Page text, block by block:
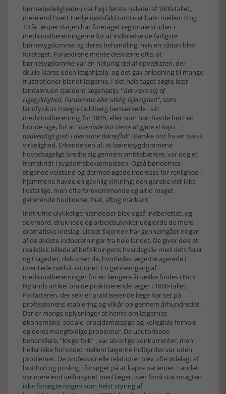
Børnedødeligheden var høj i første halvdel af 1800-tallet,
mere end hvert tredje dødsfald ramte et barn mellem 0 og
10 år. Jesper Ratjen har foretaget regionale studier i
medicinalberetningerne for at indkredse de farligste
børnesygdomme og deres behandling, hvis en sådan blev
foretaget. Forældrene mente desværre ofte, at
børnesygdomme var en naturlig del af opvæksten, der
skulle klares uden lægehjælp, og det gav anledning til mange
frustrationer blandt lægerne. I det hele taget søgte især
landalmuen sjældent lægehjælp, ”det være sig af
Ligegyldighed, Fordomme eller utidig Gjerrighed”, som
landfysikus Høegh-Guldberg bemærkede i sin
medicinalberetning for 1845, eller som han havde hørt en
bonde sige, for at ”overlade Vor Herre at gjøre et højst
nødvendigt greb i den store Børneflok”. Barske ord fra en barsk
virkelighed. Erkendelsen af, at børnesygdommene
hovedsageligt bredte sig gennem smittebærere, var dog et
fremskridt i sygdomsbekæmpelsen. Også bøndernes
stigende velstand og dermed øgede interesse for renlighed i
hjemmene havde en gavnlig virkning; den ganske vist ikke
livsfarlige, men ofte forekommende og altid meget
generende hudlidelse, fnat, aftog markant.
Indtrufne ulykkelige hændelser blev også indberettet, og
selvmord, druknede og arbejdsulykker udgjorde de mere
dramatiske indslag. Lisbet Skjernov har gennemgået nogen
af de ældste indberetninger fra hele landet. De giver dels et
realistisk billede af befolkningens hverdagsliv med dets farer
og tragedier, dels viser de, hvorledes lægerne agerede i
uventede nødsituationer. En gennemgang af
medicinalberetninger for en længere årrække findes i Nick
Nylands artikel om de praktiserende læger i 1800-tallet.
Forfatteren, der selv er praktiserende læge har set på
professionens etablering og vilkår op gennem århundredet.
Der er mange oplysninger at hente om lægernes
økonomiske, sociale, arbejdsmæssige og kollegiale forhold
og deres mangfoldige problemer. De uautorisede
behandlere, ”kloge folk” , var alvorlige konkurrenter, men
heller ikke forholdet mellem lægerne indbyrdes var uden
problemer. De professionelle relationer blev ofte ødelagt af
brødnid og priskrig i forsøget på at kapre patienter. Landet
var mere end velforsynet med læger, især fordi statsmagten
ikke forsøgte nogen som helst styring af